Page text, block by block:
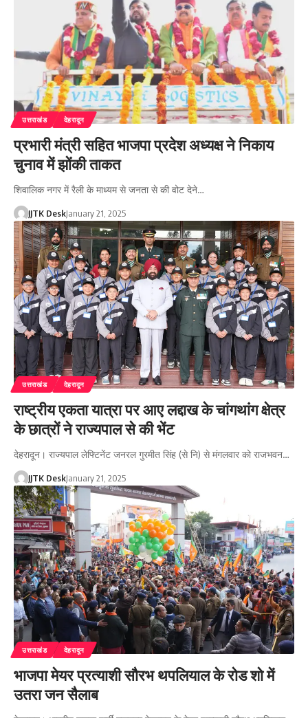
उत्तराखंड देहरादून
प्रभारी मंत्री सहित भाजपा प्रदेश अध्यक्ष ने निकाय
चुनाव में झोंकी ताकत
शिवालिक नगर में रैली के माध्यम से जनता से की वोट देने…
JJTK DeskJanuary 21, 2025
उत्तराखंड देहरादून
राष्ट्रीय एकता यात्रा पर आए लद्दाख के चांगथांग क्षेत्र
के छात्रों ने राज्यपाल से की भेंट
देहरादून। राज्यपाल लेफ्टिनेंट जनरल गुरमीत सिंह (से नि) से मंगलवार को राजभवन…
JJTK DeskJanuary 21, 2025
उत्तराखंड देहरादून
भाजपा मेयर प्रत्याशी सौरभ थपलियाल के रोड शो में
उतरा जन सैलाब